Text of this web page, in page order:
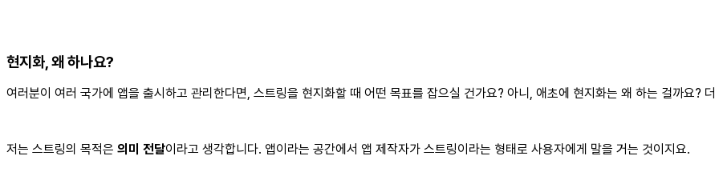
현지화, 왜 하나요?
여러분이 여러 국가에 앱을 출시하고 관리한다면, 스트링을 현지화할 때 어떤 목표를 잡으실 건가요? 아니, 애초에 현지화는 왜 하는 걸까요?
저는 스트링의 목적은 의미 전달이라고 생각합니다. 앱이라는 공간에서 앱 제작자가 스트링이라는 형태로 사용자에게 말을 거는 것이지요.